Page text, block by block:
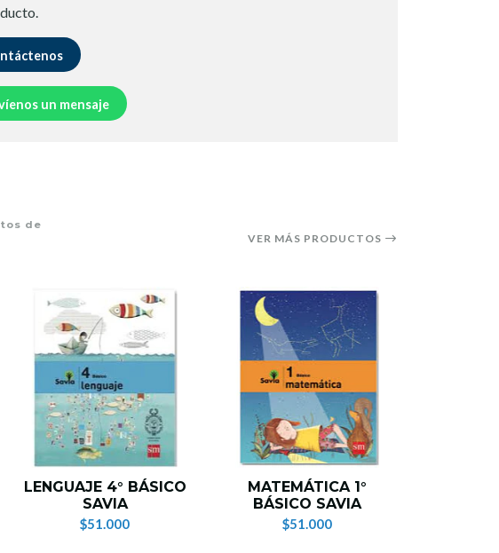
un mensaje
de
VER MÁS PRODUCTOS
LENGUAJE 4° BÁSICO
SAVIA
$51.000
MATEMÁTICA 1°
BÁSICO SAVIA
$51.000